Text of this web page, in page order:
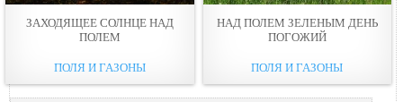
ЗАХОДЯЩЕЕ СОЛНЦЕ НАД
ПОЛЕМ
ПОЛЯ И ГАЗОНЫ
НАД ПОЛЕМ ЗЕЛЕНЫМ ДЕНЬ
ПОГОЖИЙ
ПОЛЯ И ГАЗОНЫ